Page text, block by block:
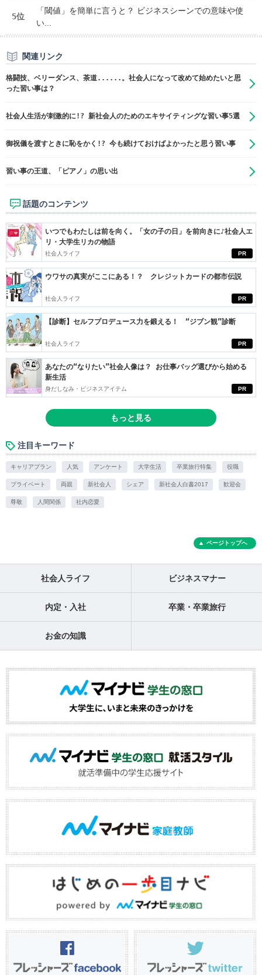
5位
「閾値」を簡単に言うと？ ビジネスシーンでの意味や使
い...
関連リンク
格闘技、ベリーダンス、茶道......。社会人になって改めて始めたいと思
った習い事は？
社会人生活が刺激的に!? 新社会人のためのエキサイティングな習い事5選
御祝儀を渡すときに恥をかく!? 今も続けておけばよかったと思う習い事
習い事の王道、「ピアノ」の思い出
話題のコンテンツ
PR
いつでもわたしは前を向く。「女の子の日」を前向きに♪社会人エ
リ・大学生リカの物語
社会人ライフ
PR
ウワサの真実がここにある！？ クレジットカードの都市伝説
社会人ライフ
PR
【診断】セルフプロデュース力を鍛える！ “ジブン観”診断
社会人ライフ
PR
あなたの“なりたい”社会人像は？ お仕事バッグ選びから始める
新生活
身だしなみ・ビジネスアイテム
もっと見る
注目キーワード
キャリアプラン 人気 アンケート 大学生活 卒業旅行特集 役職
プライベート 両親 新社会人 シェア 新社会人白書2017 歓迎会
尊敬 人間関係 社内恋愛
ページトップへ
社会人ライフ ビジネスマナー
内定・入社 卒業・卒業旅行
お金の知識